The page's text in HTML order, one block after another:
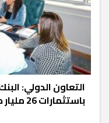
باستثمارات 26 مليار دولار